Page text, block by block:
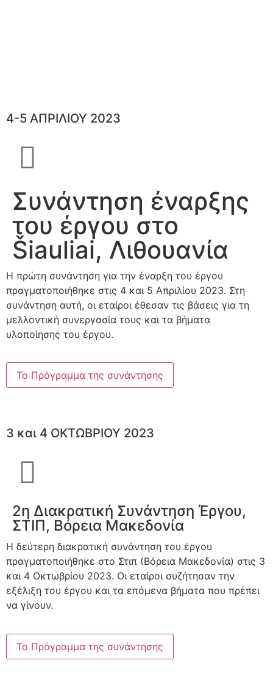
4-5 ΑΠΡΙΛΙΟΥ 2023
Συνάντηση έναρξης
του έργου στο
Šiauliai, Λιθουανία
Η πρώτη συνάντηση για την έναρξη του έργου
πραγματοποιήθηκε στις 4 και 5 Απριλίου 2023. Στη
συνάντηση αυτή, οι εταίροι έθεσαν τις βάσεις για τη
μελλοντική συνεργασία τους και τα βήματα
υλοποίησης του έργου.
Το Πρόγραμμα της συνάντησης
3 και 4 ΟΚΤΩΒΡΙΟΥ 2023
2η Διακρατική Συνάντηση Έργου,
ΣΤΙΠ, Βόρεια Μακεδονία
Η δεύτερη διακρατική συνάντηση του έργου
πραγματοποιήθηκε στο Στιπ (Βόρεια Μακεδονία) στις 3
και 4 Οκτωβρίου 2023. Οι εταίροι συζήτησαν την
εξέλιξη του έργου και τα επόμενα βήματα που πρέπει
να γίνουν.
Το Πρόγραμμα της συνάντησης